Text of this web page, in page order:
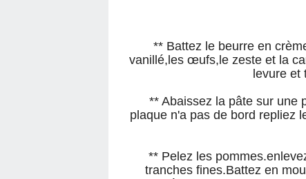
** Battez le beurre en
vanillé,les œufs,le zeste et la
levure et
** Abaissez la pâte sur une
plaque n'a pas de bord repliez
** Pelez les
tranches fines.Battez en